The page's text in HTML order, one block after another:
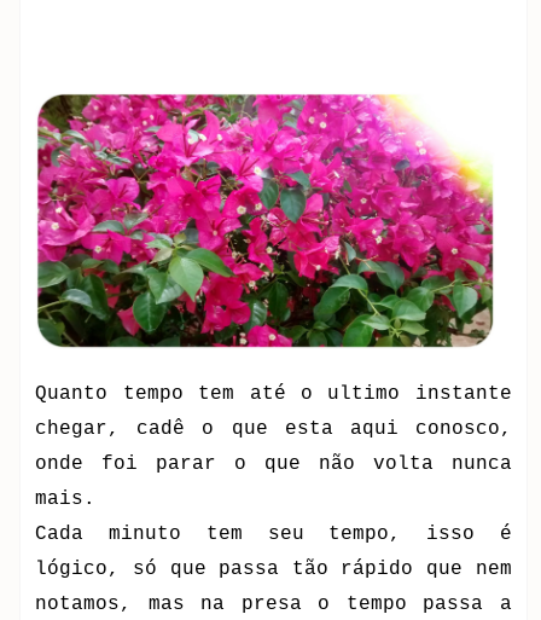
Quanto tempo tem até o ultimo instante
chegar, cadê o que esta aqui conosco,
onde foi parar o que não volta nunca
mais.
Cada minuto tem seu tempo, isso é
lógico, só que passa tão rápido que nem
notamos, mas na presa o tempo passa a